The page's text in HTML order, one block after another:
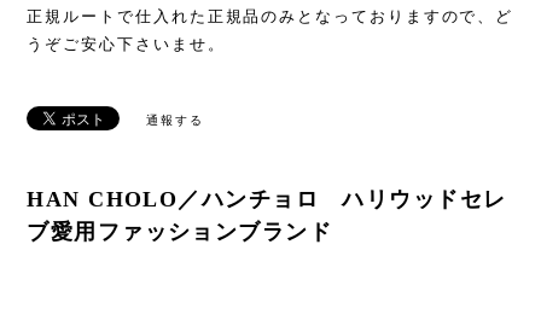
正規ルートで仕入れた正規品のみとなっておりますので、ど
うぞご安心下さいませ。
通報する
HAN CHOLO／ハンチョロ ハリウッドセレ
ブ愛用ファッションブランド